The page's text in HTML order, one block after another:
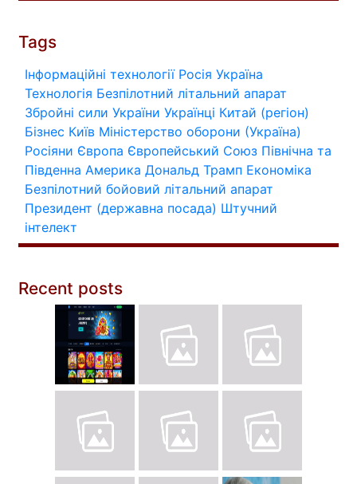
Tags
Інформаційні технології Росія Україна
Технологія Безпілотний літальний апарат
Збройні сили України Українці Китай (регіон)
Бізнес Київ Міністерство оборони (Україна)
Росіяни Європа Європейський Союз Північна та
Південна Америка Дональд Трамп Економіка
Безпілотний бойовий літальний апарат
Президент (державна посада) Штучний
інтелект
Recent posts